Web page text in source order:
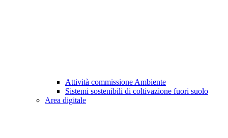
Attività commissione Ambiente
Sistemi sostenibili di coltivazione fuori suolo
Area digitale